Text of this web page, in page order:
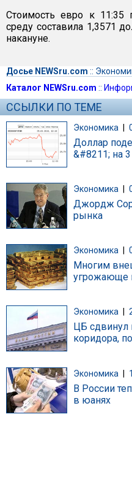
Стоимость евро к
среду составила 1,3571
накануне.
Досье NEWSru.com ::
Каталог NEWSru.com ::
ССЫЛКИ ПО ТЕМЕ
Экономика |
Доллар
&#8211; на 3
Экономика
Джордж
рынка
Экономика
Многим
угрожающе
Экономика
ЦБ сдвинул
коридора,
Экономика |
В России
в юанях